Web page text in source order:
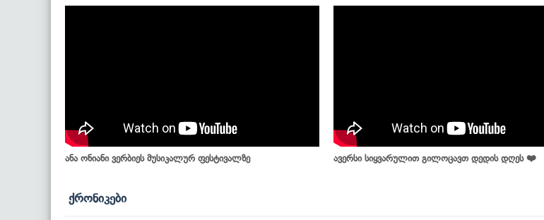
ანა ონიანი ვერბიეს მუსიკალურ ფესტივალზე ავერსი სიყვარულით გილოცავთ დედის დღეს ❤️
ქრონიკები